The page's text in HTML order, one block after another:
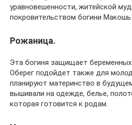
уравновешенности, житейской
покровительством богини Макошь
Рожаница.
Эта богиня защищает
Оберег подойдет также для
планируют материнство в
вышивали на одежде, белье,
которая готовится к родам.